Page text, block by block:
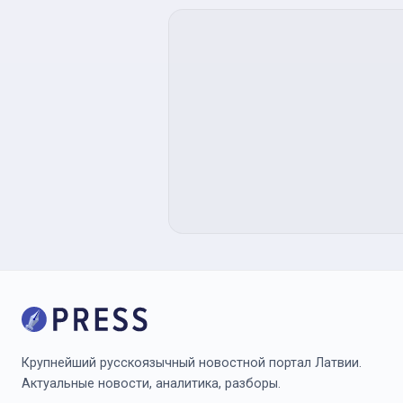
Крупнейший русскоязычный новостной портал Латвии.
Актуальные новости, аналитика, разборы.